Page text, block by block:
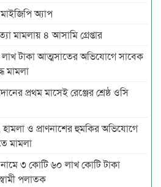
অ্যাপ
মামলায় ৪ আসামি গ্রেপ্তার
টাকা আত্মসাতের অভিযোগে সাবেক
মামলা
প্রথম মাসেই রেঞ্জের শ্রেষ্ঠ ওসি
ও প্রাণনাশের হুমকির অভিযোগে
মামলা
৩ কোটি ৬০ লাখ কোটি টাকা
পলাতক